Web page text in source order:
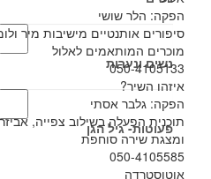
נשים ונערות
פעוטות- גיל הגן
הפקה: הלר שושי
סיפורים אותנטיים מישיבות מיר
מוכרים המותאמים לאלול
050-4105133
איזהו השיר?
הפקה: גלבר אסתי
תוכנית הפעלה בשילוב צפייה,
ומצגת שירה סוחפת
050-4105585
אוטוסטרדה